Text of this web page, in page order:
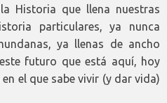
Historia que llena nuestras
particulares, ya nunca
ya llenas de ancho
futuro que está aquí, hoy
el que sabe vivir (y dar vida)